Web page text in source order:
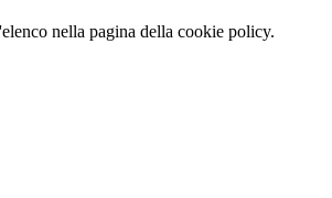
nella pagina della cookie policy.